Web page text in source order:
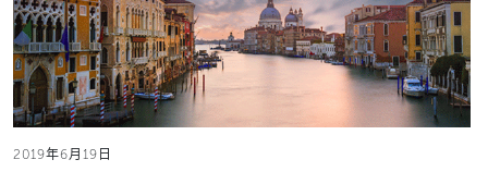
2019年6月19日